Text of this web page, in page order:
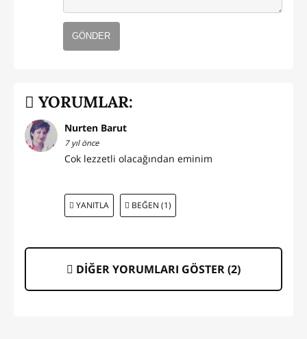
GÖNDER
YORUMLAR:
Nurten Barut
7 yıl önce
Cok lezzetli olacağından eminim
YANITLA BEĞEN (1)
DİĞER YORUMLARI GÖSTER (2)